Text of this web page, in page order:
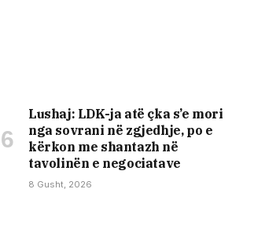
Lushaj: LDK-ja atë çka s’e mori
nga sovrani në zgjedhje, po e
kërkon me shantazh në
tavolinën e negociatave
8 Gusht, 2026